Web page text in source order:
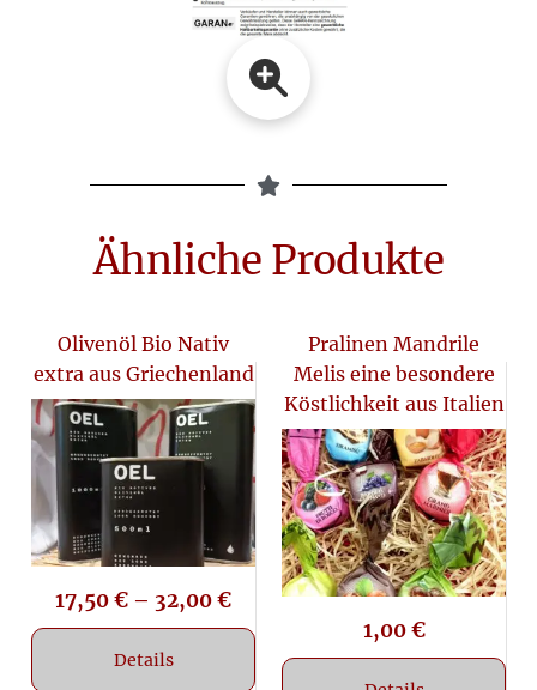
Ähnliche Produkte
Olivenöl Bio Nativ
extra aus Griechenland
17,50€ – 32,00€
Details
Pralinen Mandrile
Melis eine besondere
Köstlichkeit aus Italien
1,00€